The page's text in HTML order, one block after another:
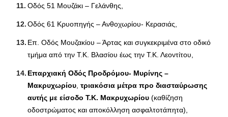
Οδός 51 Μουζάκι – Γελάνθης,
Οδός 61 Κρυοπηγής – Ανθοχωρίου- Κερασιάς,
Επ. Οδός Μουζακίου – Άρτας και συγκεκριμένα στο οδικό
τμήμα από την Τ.Κ. Βλασίου έως την Τ.Κ. Λεοντίτου,
Επαρχιακή Οδός Προδρόμου- Μυρίνης –
Μακρυχωρίου τριακόσια μέτρα προ διασταύρωσης
αυτής με είσοδο Τ.Κ. Μακρυχωρίου (καθίζηση
οδοστρώματος και αποκόλληση ασφαλτοτάπητα),